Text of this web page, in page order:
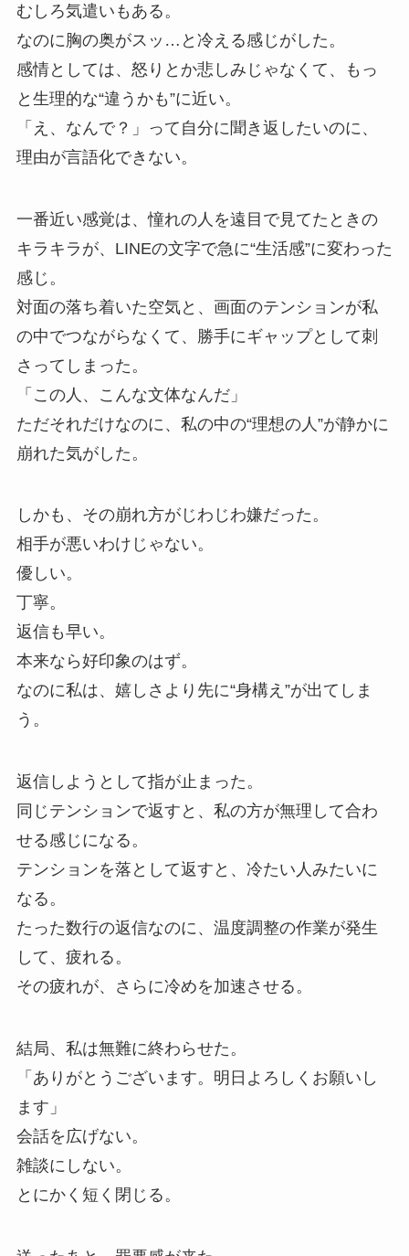
むしろ気遣いもある。
なのに胸の奥がスッ…と冷える感じがした。
感情としては、怒りとか悲しみじゃなくて、もっ
と生理的な“違うかも”に近い。
「え、なんで？」って自分に聞き返したいのに、
理由が言語化できない。
一番近い感覚は、憧れの人を遠目で見てたときの
キラキラが、LINEの文字で急に“生活感”に変わった
感じ。
対面の落ち着いた空気と、画面のテンションが私
の中でつながらなくて、勝手にギャップとして刺
さってしまった。
「この人、こんな文体なんだ」
ただそれだけなのに、私の中の“理想の人”が静かに
崩れた気がした。
しかも、その崩れ方がじわじわ嫌だった。
相手が悪いわけじゃない。
優しい。
丁寧。
返信も早い。
本来なら好印象のはず。
なのに私は、嬉しさより先に“身構え”が出てしま
う。
返信しようとして指が止まった。
同じテンションで返すと、私の方が無理して合わ
せる感じになる。
テンションを落として返すと、冷たい人みたいに
なる。
たった数行の返信なのに、温度調整の作業が発生
して、疲れる。
その疲れが、さらに冷めを加速させる。
結局、私は無難に終わらせた。
「ありがとうございます。明日よろしくお願いし
ます」
会話を広げない。
雑談にしない。
とにかく短く閉じる。